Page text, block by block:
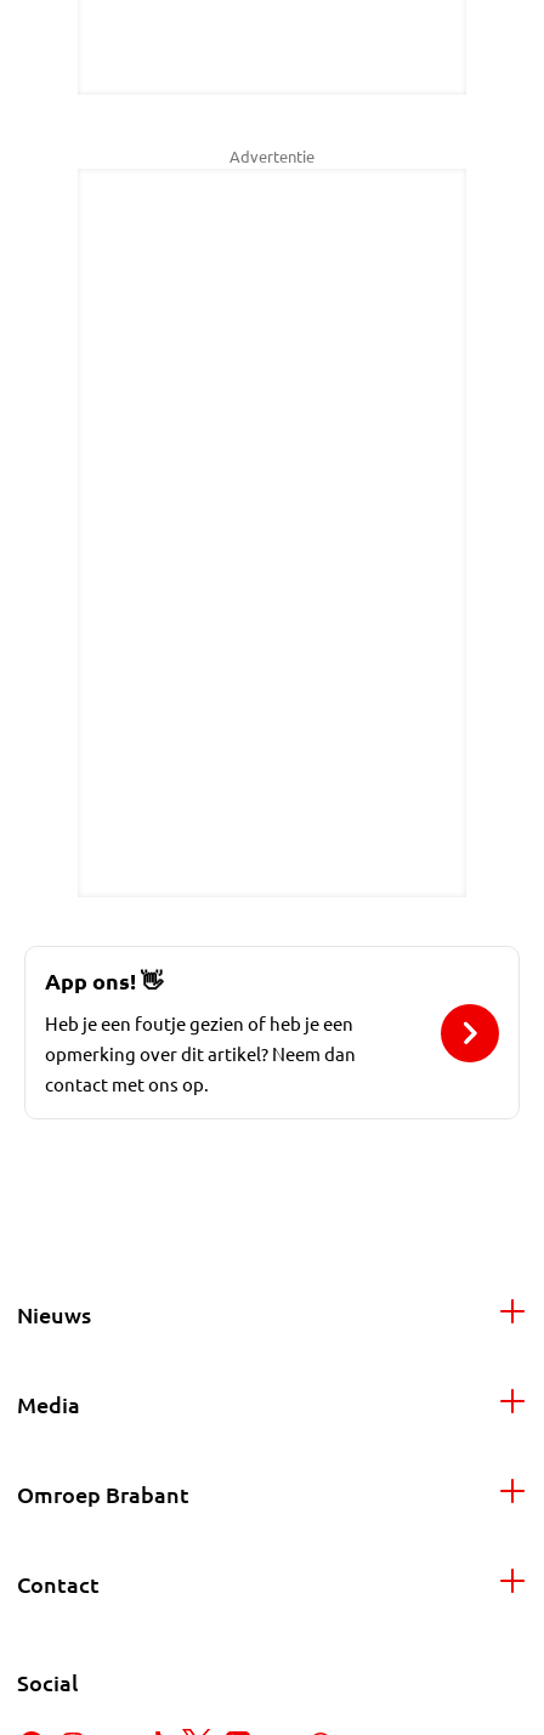
Advertentie
App ons!👋
Heb je een foutje gezien of heb je een
opmerking over dit artikel? Neem dan
contact met ons op.
Nieuws
Media
Omroep Brabant
Contact
Social